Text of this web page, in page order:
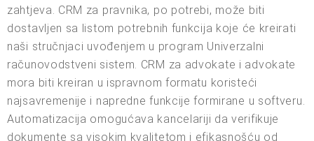
zahtjeva. CRM za pravnika, po potrebi, može biti
dostavljen sa listom potrebnih funkcija koje će kreirati
naši stručnjaci uvođenjem u program Univerzalni
računovodstveni sistem. CRM za advokate i advokate
mora biti kreiran u ispravnom formatu koristeći
najsavremenije i napredne funkcije formirane u softveru.
Automatizacija omogućava kancelariji da verifikuje
dokumente sa visokim kvalitetom i efikasnošću od